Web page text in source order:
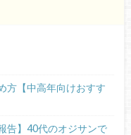
方【中高年向けおすす
告】40代のオジサンで